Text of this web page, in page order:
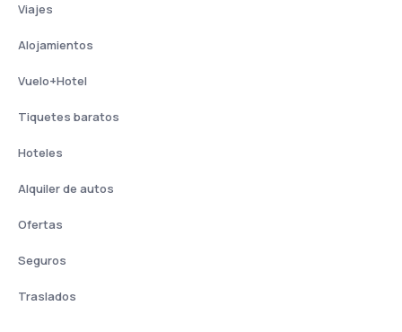
Viajes
Alojamientos
Vuelo+Hotel
Tiquetes baratos
Hoteles
Alquiler de autos
Ofertas
Seguros
Traslados